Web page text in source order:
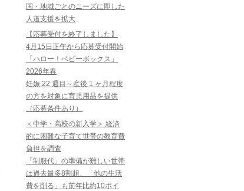
国・地域ごとのニーズに即した
人道支援を拡大
【応募受付を終了しました】
4月15日正午から応募受付開始
「ハロー！ベビーボックス」
2026年春
妊娠 22 週目～産後 1 ヶ月程度
の方を対象に育児用品を提供
（応募条件あり）
＜中学・高校の新入学＞ 経済
的に困難な子育て世帯の教育費
負担を調査
「制服代」の準備が難しい世帯
は過去最多8割超、「他の生活
費を削る」も前年比約10ポイ